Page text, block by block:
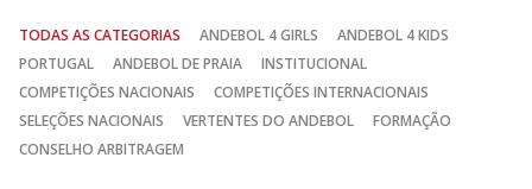
TODAS AS CATEGORIAS ANDEBOL 4 GIRLS
ANDEBOL 4 KIDS
PORTUGAL
ANDEBOL DE PRAIA
INSTITUCIONAL
COMPETIÇÕES NACIONAIS
COMPETIÇÕES INTERNACIONAIS
SELEÇÕES NACIONAIS
VERTENTES DO ANDEBOL
FORMAÇÃO
CONSELHO ARBITRAGEM